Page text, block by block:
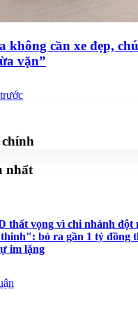
không cần xe đẹp,
vặn”
nhất
thất vọng vì chi nhánh đột
bỏ ra gần 1 tỷ đồng
im lặng